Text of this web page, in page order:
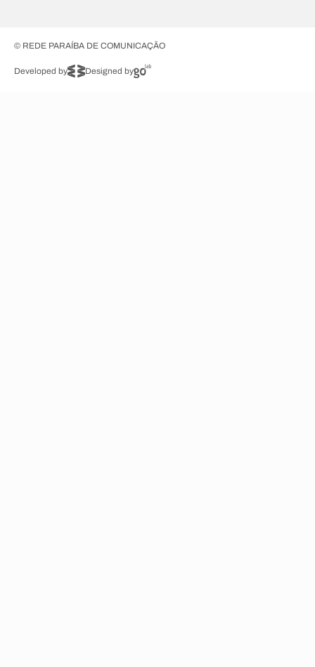
© REDE PARAÍBA DE COMUNICAÇÃO
Developed by Designed by